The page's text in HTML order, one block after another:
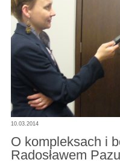
10.03.2014
O kompleksach i
Radosławem